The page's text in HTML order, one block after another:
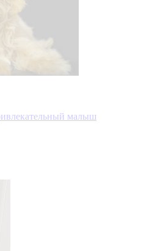
малыш